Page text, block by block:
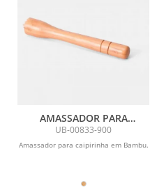
AMASSADOR PARA
CAIPIRINHA EM BAMBU
UB-00833-900
Amassador para caipirinha em Bambu.